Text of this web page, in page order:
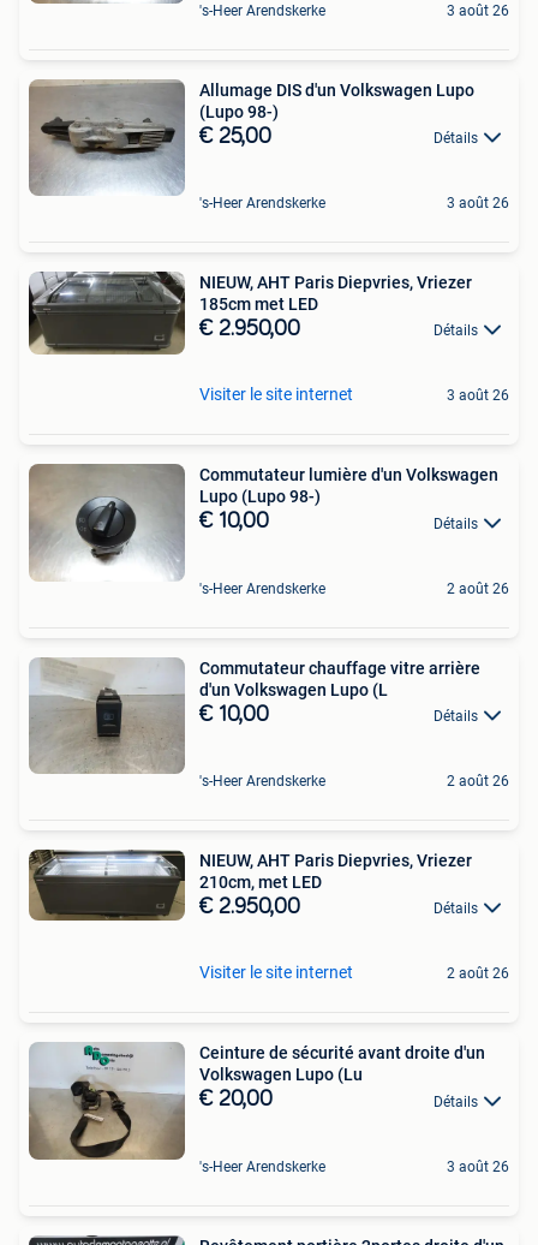
's-Heer Arendskerke 3 août 26
Allumage DIS d'un Volkswagen Lupo
(Lupo 98-)
€ 25,00 Détails
's-Heer Arendskerke 3 août 26
NIEUW, AHT Paris Diepvries, Vriezer
185cm met LED
€ 2.950,00 Détails
Visiter le site internet 3 août 26
Commutateur lumière d'un Volkswagen
Lupo (Lupo 98-)
€ 10,00 Détails
's-Heer Arendskerke 2 août 26
Commutateur chauffage vitre arrière
d'un Volkswagen Lupo (L
€ 10,00 Détails
's-Heer Arendskerke 2 août 26
NIEUW, AHT Paris Diepvries, Vriezer
210cm, met LED
€ 2.950,00 Détails
Visiter le site internet 2 août 26
Ceinture de sécurité avant droite d'un
Volkswagen Lupo (Lu
€ 20,00 Détails
's-Heer Arendskerke 3 août 26